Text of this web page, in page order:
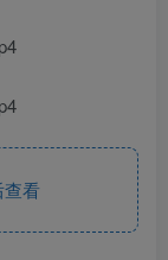
看